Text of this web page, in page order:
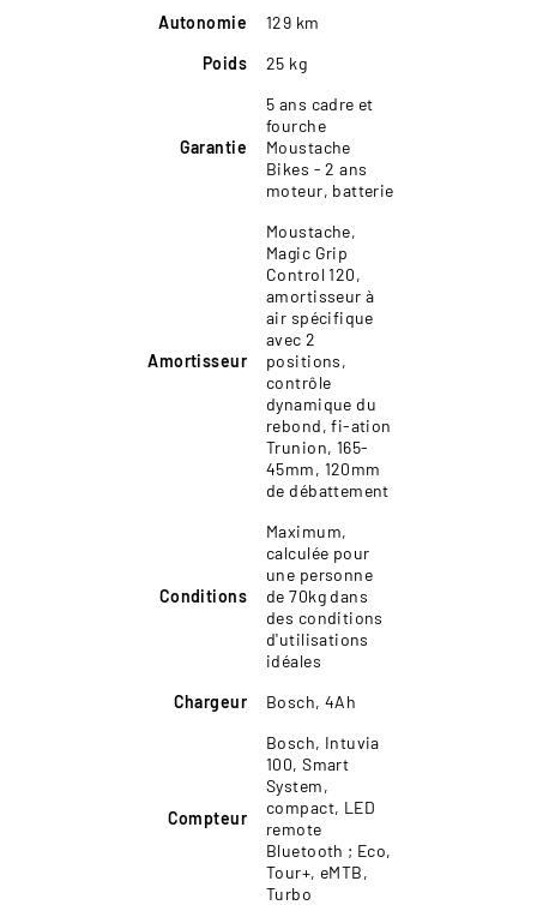
Autonomie
129 km
Poids
25 kg
Garantie
5 ans cadre et
fourche
Moustache
Bikes - 2 ans
moteur, batterie
Amortisseur
Moustache,
Magic Grip
Control 120,
amortisseur à
air spécifique
avec 2
positions,
contrôle
dynamique du
rebond, fi-ation
Trunion, 165-
45mm, 120mm
de débattement
Conditions
Maximum,
calculée pour
une personne
de 70kg dans
des conditions
d'utilisations
idéales
Chargeur
Bosch, 4Ah
Compteur
Bosch, Intuvia
100, Smart
System,
compact, LED
remote
Bluetooth ; Eco,
Tour+, eMTB,
Turbo